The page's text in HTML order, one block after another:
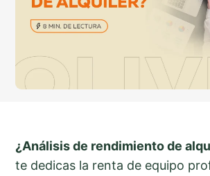
¿Análisis de rendimiento de
te dedicas la renta de equipo